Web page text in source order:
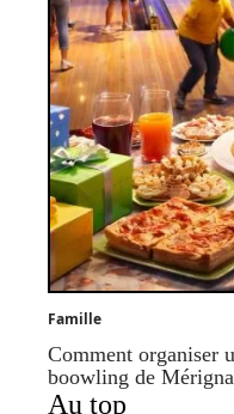
Famille
Comment organiser
boowling de
Au top